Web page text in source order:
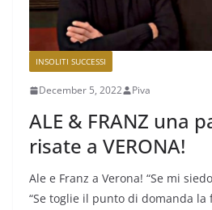
INSOLITI SUCCESSI
December 5, 2022 Piva
ALE & FRANZ una
risate a VERONA!
Ale e Franz a Verona! “Se mi
“Se toglie il punto di domanda la